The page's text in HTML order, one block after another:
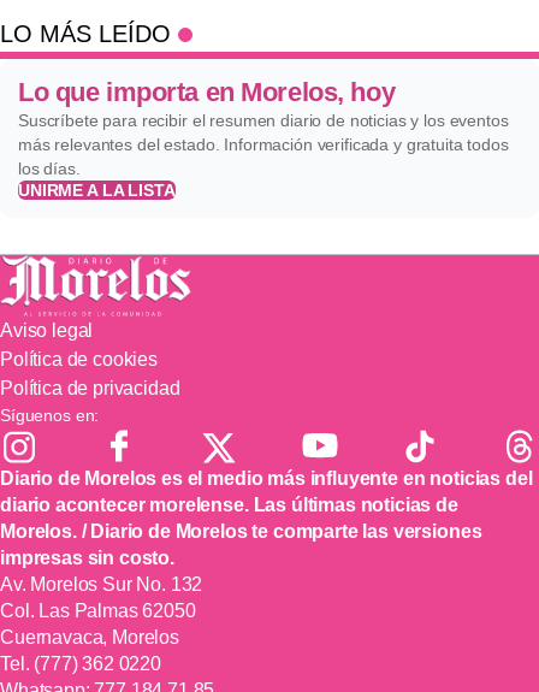
LO MÁS LEÍDO
Lo que importa en Morelos, hoy
Suscríbete para recibir el resumen diario de noticias y los eventos
más relevantes del estado. Información verificada y gratuita todos
los días.
UNIRME A LA LISTA
Aviso legal
Política de cookies
Política de privacidad
Síguenos en:
Diario de Morelos es el medio más influyente en noticias del
diario acontecer morelense. Las últimas noticias de
Morelos. / Diario de Morelos te comparte las versiones
impresas sin costo.
Av. Morelos Sur No. 132
Col. Las Palmas 62050
Cuernavaca, Morelos
Tel. (777) 362 0220